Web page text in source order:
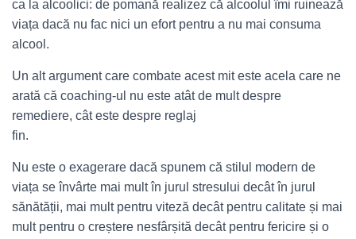
ca la alcoolici: de pomană realizez că alcoolul îmi ruinează
viața dacă nu fac nici un efort pentru a nu mai consuma
alcool.
Un alt argument care combate acest mit este acela care ne
arată că coaching-ul nu este atât de mult despre
remediere, cât este despre reglaj
fin.
Nu este o exagerare dacă spunem că stilul modern de
viața se învârte mai mult în jurul stresului decât în jurul
sănătății, mai mult pentru viteză decât pentru calitate și mai
mult pentru o creștere nesfârșită decât pentru fericire și o